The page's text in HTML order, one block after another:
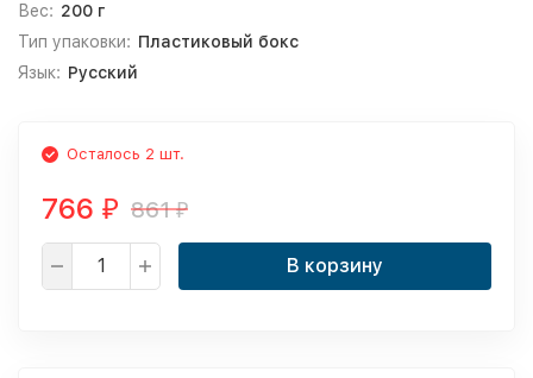
Вес: 200 г
Тип упаковки: Пластиковый бокс
Язык: Русский
Осталось 2 шт.
766 ₽ 861₽
В корзину